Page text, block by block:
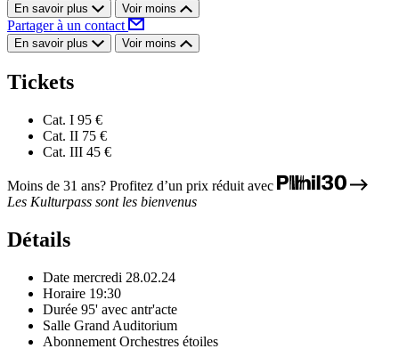
En savoir plus Voir moins
Partager à un contact
En savoir plus Voir moins
Tickets
Cat. I 95 €
Cat. II 75 €
Cat. III 45 €
Moins de 31 ans? Profitez d’un prix réduit avec
Les Kulturpass sont les bienvenus
Détails
Date mercredi 28.02.24
Horaire 19:30
Durée 95' avec antr'acte
Salle Grand Auditorium
Abonnement Orchestres étoiles